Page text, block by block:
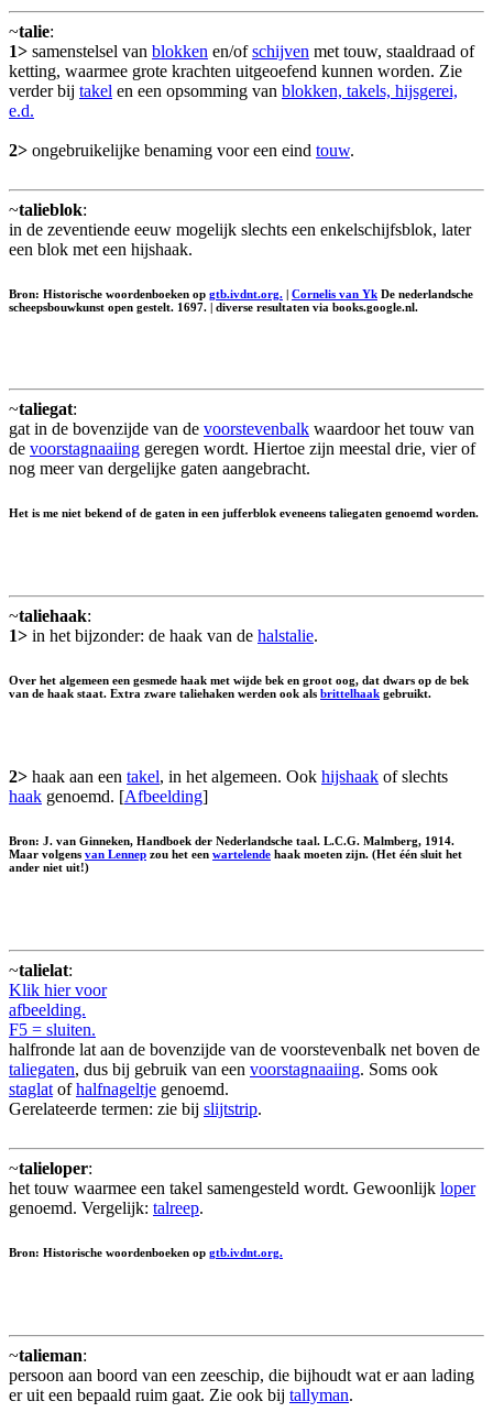
~talie:
1> samenstelsel van blokken en/ofschijven met touw, staaldraad of
ketting, waarmee grote krachten uitgeoefend kunnen worden. Zie
verder bij takel en een opsomming van blokken, takels, hijsgerei,
e.d.
2> ongebruikelijke benaming voor een eind touw.
~talieblok:
in de zeventiende eeuw mogelijk slechts een enkelschijfsblok, later
een blok met een hijshaak.
Bron: Historische woordenboeken op gtb.ivdnt.org. | Cornelis van Yk De nederlandsche
scheepsbouwkunst open gestelt. 1697. | diverse resultaten via books.google.nl.
~taliegat:
gat in de bovenzijde van de voorstevenbalk waardoor het touw van
de voorstagnaaiing geregen wordt. Hiertoe zijn meestal drie, vier of
nog meer van dergelijke gaten aangebracht.
Het is me niet bekend of de gaten in een jufferblok eveneens taliegaten genoemd worden.
~taliehaak:
1> in het bijzonder: de haak van de halstalie.
Over het algemeen een gesmede haak met wijde bek en groot oog, dat dwars op de bek
van de haak staat. Extra zware taliehaken werden ook als brittelhaak gebruikt.
2> haak aan een takel, in het algemeen. Ook hijshaak of slechts
haak genoemd. [Afbeelding]
Bron: J. van Ginneken, Handboek der Nederlandsche taal. L.C.G. Malmberg, 1914.
Maar volgens van Lennep zou het een wartelende haak moeten zijn. (Het één sluit het
ander niet uit!)
~talielat:
Klik hier voor
afbeelding.
F5 = sluiten.
halfronde lat aan de bovenzijde van de voorstevenbalk net boven de
taliegaten, dus bij gebruik van een voorstagnaaiing. Soms ook
staglat ofhalfnageltje genoemd.
Gerelateerde termen: zie bij slijtstrip.
~talieloper:
het touw waarmee een takel samengesteld wordt. Gewoonlijk loper
genoemd. Vergelijk: talreep.
Bron: Historische woordenboeken op gtb.ivdnt.org.
~talieman:
persoon aan boord van een zeeschip, die bijhoudt wat er aan lading
er uit een bepaald ruim gaat. Zie ook bij tallyman.